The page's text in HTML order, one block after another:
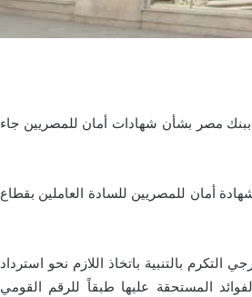
ببنك مصر بشأن شهادات أمان للمصريين جاء
أمان للمصريين للسادة العاملين بقطاع
بالتنبية باتخاذ اللازم نحو استرداد
المستحقة عليها طبقاً للرقم القومي